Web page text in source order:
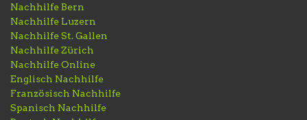
Nachhilfe Bern
Nachhilfe Luzern
Nachhilfe St. Gallen
Nachhilfe Zürich
Nachhilfe Online
Englisch Nachhilfe
Französisch Nachhilfe
Spanisch Nachhilfe